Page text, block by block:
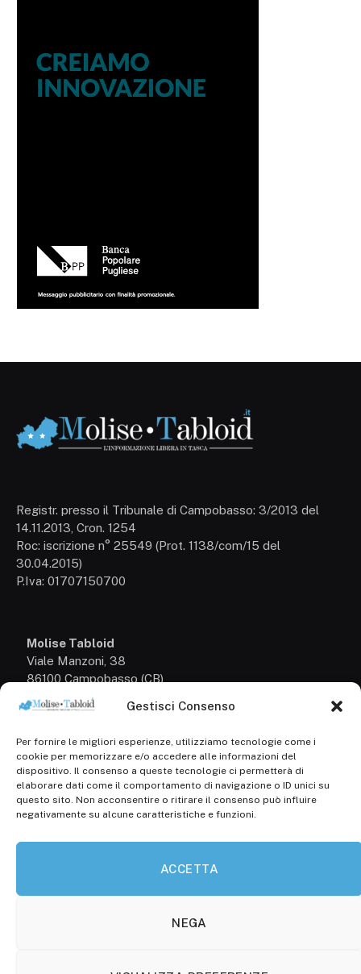
Gestisci Consenso
Per fornire le migliori esperienze, utilizziamo tecnologie come i
cookie per memorizzare e/o accedere alle informazioni del
dispositivo. Il consenso a queste tecnologie ci permetterà di
elaborare dati come il comportamento di navigazione o ID unici su
questo sito. Non acconsentire o ritirare il consenso può influire
negativamente su alcune caratteristiche e funzioni.
ACCETTA
NEGA
Registr. presso il Tribunale di Campobasso: 3/2013 del
14.11.2013, Cron. 1254
Roc: iscrizione n° 25549 (Prot. 1138/com/15 del
30.04.2015)
P.Iva: 01707150700
Molise Tabloid
Viale Manzoni, 38
86100 Campobasso (CB)
Tel.+39 3333169466
Scrivici a:
info@molisetabloid.it
commerciale@molisetabloid.it
Disclaimer
Cookie Policy (UE)